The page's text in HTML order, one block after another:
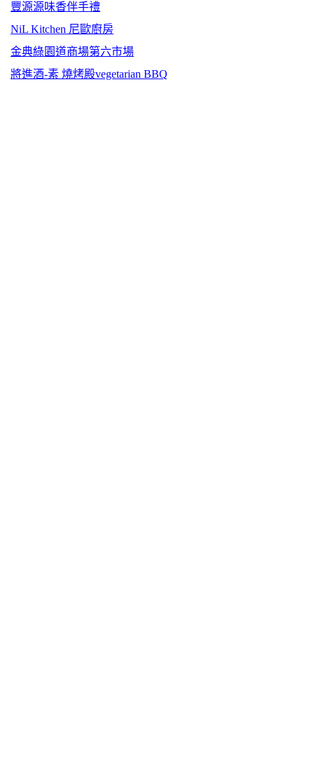
豐源源味香伴手禮
NiL Kitchen 尼歐廚房
金典綠園道商場第六市場
將進酒-素 燒烤殿vegetarian BBQ